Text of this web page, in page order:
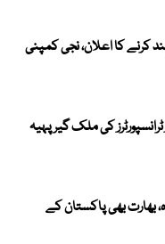
اگست سے بند کرنے کا اعلان، نجی کمپنی
کی ملک گیر پہیہ
بھارت بھی پاکستان کے